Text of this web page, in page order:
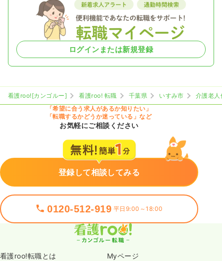
ログインまたは新規登録
看護roo![カンゴルー] 看護roo! 転職 千葉県 いすみ市
介護老
「希望に合う求人があるか知りたい」
「転職するかどうか迷っている」など
お気軽にご相談ください
登録して相談してみる
0120-512-919 平日9:00～18:00
看護roo!転職とは Myページ